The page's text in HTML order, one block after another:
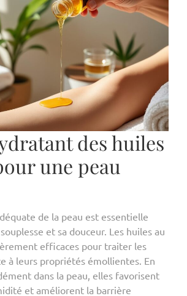
des huiles
une peau
de la peau est essentielle
et sa douceur. Les huiles au
efficaces pour traiter les
à leurs propriétés émollientes. En
dans la peau, elles favorisent
et améliorent la barrière